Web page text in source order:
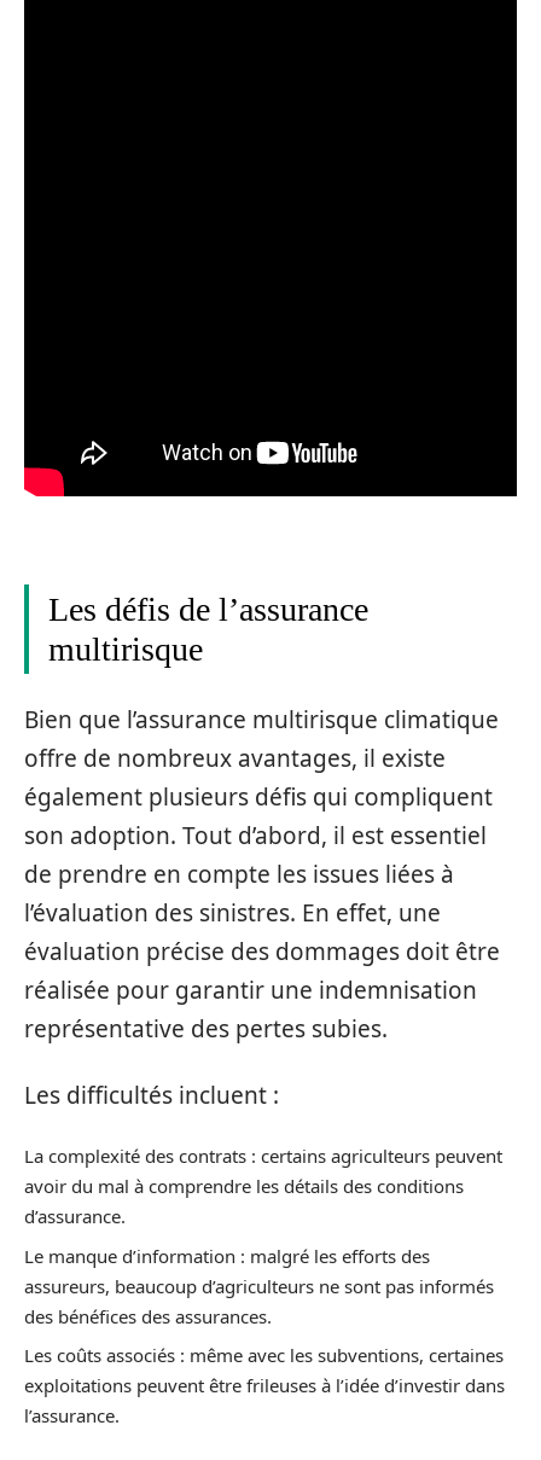
Les défis de l’assurance
multirisque
Bien que l’assurance multirisque climatique
offre de nombreux avantages, il existe
également plusieurs défis qui compliquent
son adoption. Tout d’abord, il est essentiel
de prendre en compte les issues liées à
l’évaluation des sinistres. En effet, une
évaluation précise des dommages doit être
réalisée pour garantir une indemnisation
représentative des pertes subies.
Les difficultés incluent :
La complexité des contrats : certains agriculteurs peuvent
avoir du mal à comprendre les détails des conditions
d’assurance.
Le manque d’information : malgré les efforts des
assureurs, beaucoup d’agriculteurs ne sont pas informés
des bénéfices des assurances.
Les coûts associés : même avec les subventions, certaines
exploitations peuvent être frileuses à l’idée d’investir dans
l’assurance.